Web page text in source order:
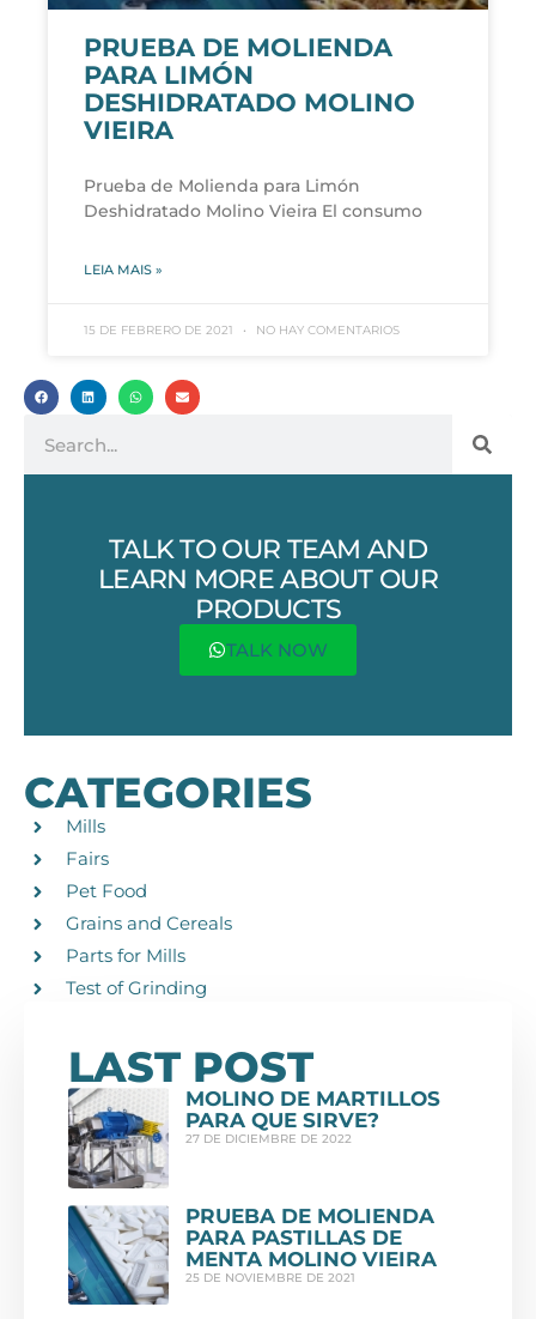
PRUEBA DE MOLIENDA
PARA LIMÓN
DESHIDRATADO MOLINO
VIEIRA
Prueba de Molienda para Limón
Deshidratado Molino Vieira El consumo
LEIA MAIS »
15 DE FEBRERO DE 2021 NO HAY COMENTARIOS
TALK TO OUR TEAM AND
LEARN MORE ABOUT OUR
PRODUCTS
TALK NOW
CATEGORIES
Mills
Fairs
Pet Food
Grains and Cereals
Parts for Mills
Test of Grinding
LAST POST
MOLINO DE MARTILLOS
PARA QUE SIRVE?
27 DE DICIEMBRE DE 2022
PRUEBA DE MOLIENDA
PARA PASTILLAS DE
MENTA MOLINO VIEIRA
25 DE NOVIEMBRE DE 2021